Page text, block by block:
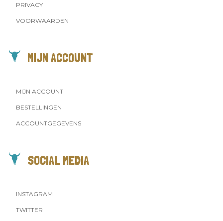
PRIVACY
VOORWAARDEN
MIJN ACCOUNT
MIJN ACCOUNT
BESTELLINGEN
ACCOUNTGEGEVENS
SOCIAL MEDIA
INSTAGRAM
TWITTER